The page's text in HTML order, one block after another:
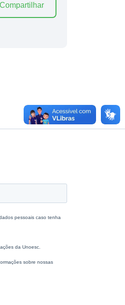
Compartilhar